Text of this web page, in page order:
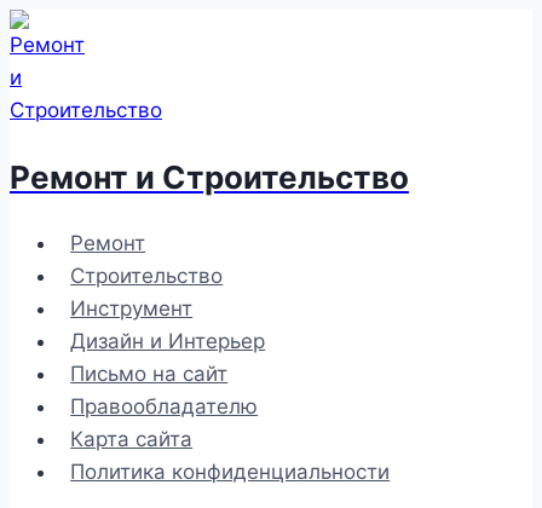
Перейти
к
содержимому
Ремонт и Строительство
Ремонт
Строительство
Инструмент
Дизайн и Интерьер
Письмо на сайт
Правообладателю
Карта сайта
Политика конфиденциальности